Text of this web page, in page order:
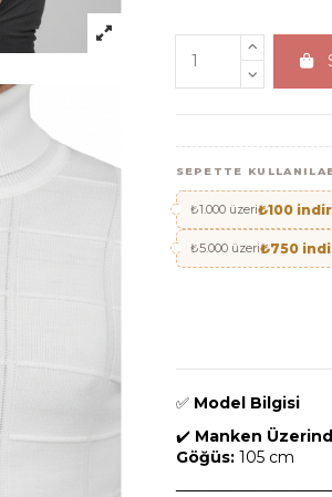
SEPETTE
₺1.000 üzeri₺100
₺5.000 üzeri₺750
✅ Model Bilgisi
✔️ Manken
Göğüs:105 cm